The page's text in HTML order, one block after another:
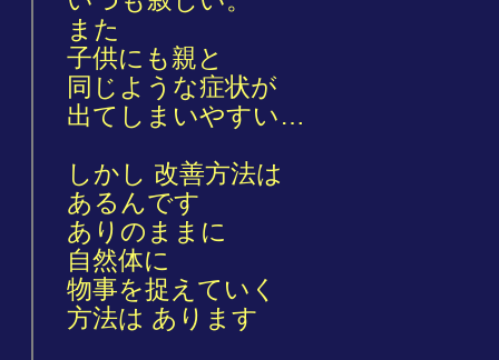
また
子供にも親と
同じような症状が
出てしまいやすい…
しかし 改善方法は
あるんです
ありのままに
自然体に
物事を捉えていく
方法は あります